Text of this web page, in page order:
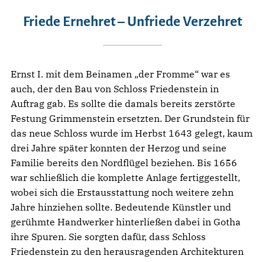
Friede Ernehret – Unfriede Verzehret
Ernst I. mit dem Beinamen „der Fromme“ war es
auch, der den Bau von Schloss Friedenstein in
Auftrag gab. Es sollte die damals bereits zerstörte
Festung Grimmenstein ersetzten. Der Grundstein für
das neue Schloss wurde im Herbst 1643 gelegt, kaum
drei Jahre später konnten der Herzog und seine
Familie bereits den Nordflügel beziehen. Bis 1656
war schließlich die komplette Anlage fertiggestellt,
wobei sich die Erstausstattung noch weitere zehn
Jahre hinziehen sollte. Bedeutende Künstler und
gerühmte Handwerker hinterließen dabei in Gotha
ihre Spuren. Sie sorgten dafür, dass Schloss
Friedenstein zu den herausragenden Architekturen